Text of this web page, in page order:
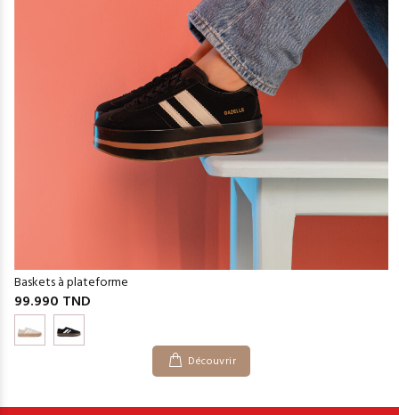
Baskets à plateforme
99.990 TND
Découvrir